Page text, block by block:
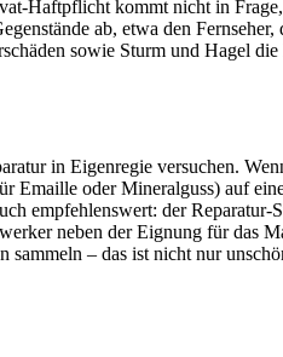
Haftpflicht kommt nicht in
ab, etwa den
sowie Sturm und Hagel
in Eigenregie versuchen.
oder Mineralguss) auf
empfehlenswert: der
neben der Eignung für das
– das ist nicht nur